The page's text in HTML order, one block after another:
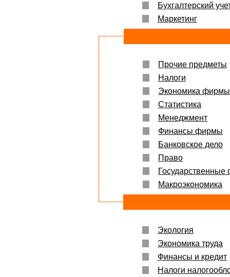
Бухгалтерский
Маркетинг
Прочие предметы
Налоги
Экономика фирмы
Статистика
Менеджмент
Финансы фирмы
Банковское дело
Право
Макроэкономика
Экология
Экономика труда
Финансы и кредит
Налоги